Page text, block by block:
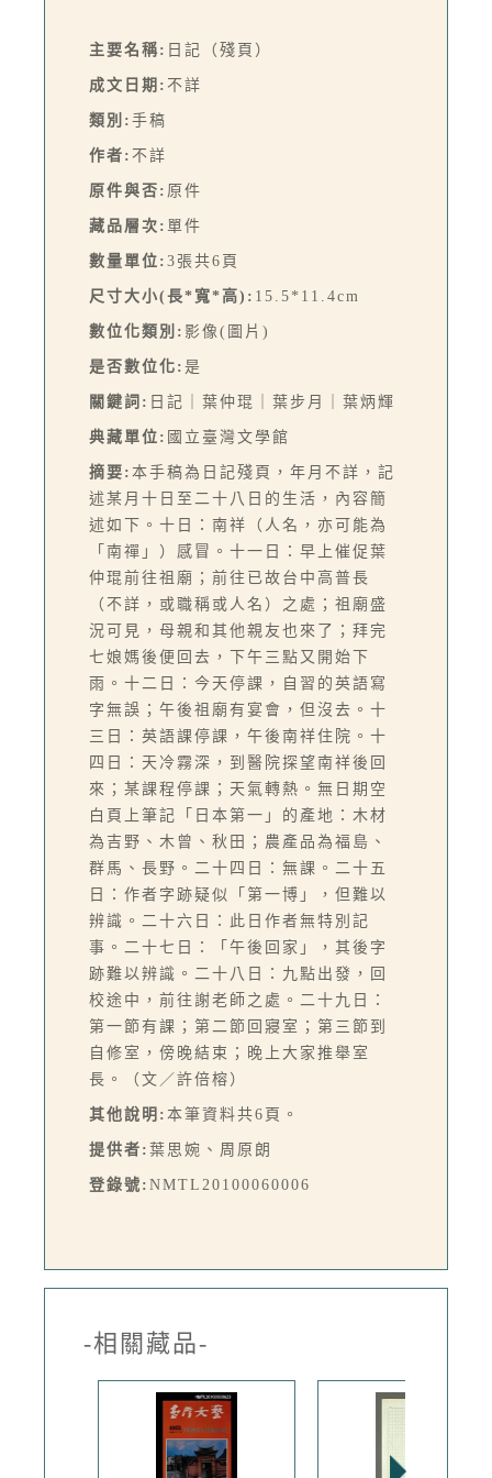
主要名稱: 日記（殘頁）
成文日期: 不詳
類別: 手稿
作者: 不詳
原件與否: 原件
藏品層次: 單件
數量單位: 3張共6頁
尺寸大小(長*寬*高): 15.5*11.4cm
數位化類別: 影像(圖片)
是否數位化: 是
關鍵詞: 日記｜葉仲琨｜葉步月｜葉炳輝
典藏單位: 國立臺灣文學館
摘要: 本手稿為日記殘頁，年月不詳，記
述某月十日至二十八日的生活，內容簡
述如下。十日：南祥（人名，亦可能為
「南禪」）感冒。十一日：早上催促葉
仲琨前往祖廟；前往已故台中高普長
（不詳，或職稱或人名）之處；祖廟盛
況可見，母親和其他親友也來了；拜完
七娘媽後便回去，下午三點又開始下
雨。十二日：今天停課，自習的英語寫
字無誤；午後祖廟有宴會，但沒去。十
三日：英語課停課，午後南祥住院。十
四日：天冷霧深，到醫院探望南祥後回
來；某課程停課；天氣轉熱。無日期空
白頁上筆記「日本第一」的產地：木材
為吉野、木曾、秋田；農產品為福島、
群馬、長野。二十四日：無課。二十五
日：作者字跡疑似「第一博」，但難以
辨識。二十六日：此日作者無特別記
事。二十七日：「午後回家」，其後字
跡難以辨識。二十八日：九點出發，回
校途中，前往謝老師之處。二十九日：
第一節有課；第二節回寢室；第三節到
自修室，傍晚結束；晚上大家推舉室
長。（文／許倍榕）
其他說明: 本筆資料共6頁。
提供者: 葉思婉、周原朗
登錄號: NMTL20100060006
-相關藏品-